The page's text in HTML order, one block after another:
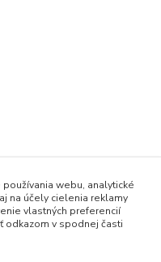
webu, analytické
na účely cielenia reklamy
vlastných preferencií
odkazom v spodnej časti